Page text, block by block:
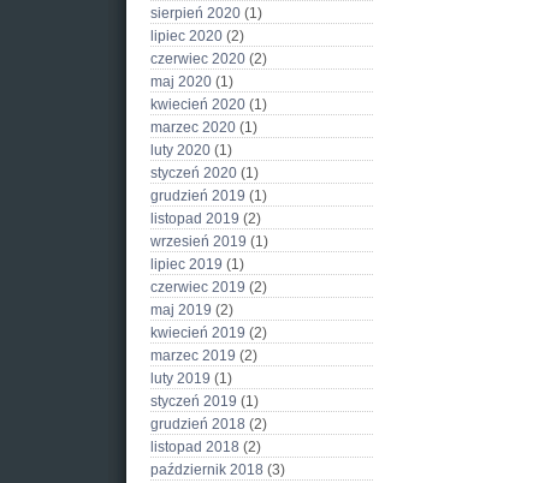
sierpień 2020 (1)
lipiec 2020 (2)
czerwiec 2020 (2)
maj 2020 (1)
kwiecień 2020 (1)
marzec 2020 (1)
luty 2020 (1)
styczeń 2020 (1)
grudzień 2019 (1)
listopad 2019 (2)
wrzesień 2019 (1)
lipiec 2019 (1)
czerwiec 2019 (2)
maj 2019 (2)
kwiecień 2019 (2)
marzec 2019 (2)
luty 2019 (1)
styczeń 2019 (1)
grudzień 2018 (2)
listopad 2018 (2)
październik 2018 (3)